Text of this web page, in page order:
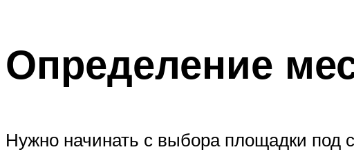
Определение
Нужно начинать с выбора площадки под